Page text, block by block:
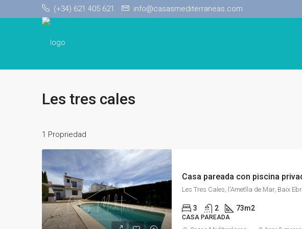
(+34) 621 405 621 info@casasmediterraneas.com
Les tres cales
1 Propriedad
3 2 73m2
CASA PAREADA